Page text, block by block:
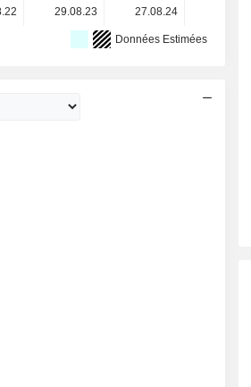
29.08.23 27.08.24
Données Estimées